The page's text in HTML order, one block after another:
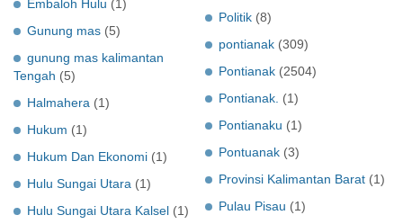
Embaloh Hulu (1)
Gunung mas (5)
gunung mas kalimantan
Tengah (5)
Halmahera (1)
Hukum (1)
Hukum Dan Ekonomi (1)
Hulu Sungai Utara (1)
Hulu Sungai Utara Kalsel (1)
Politik (8)
pontianak (309)
Pontianak (2504)
Pontianak. (1)
Pontianaku (1)
Pontuanak (3)
Provinsi Kalimantan Barat (1)
Pulau Pisau (1)